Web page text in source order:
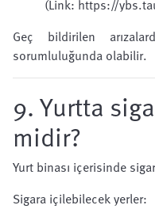
(Link: https://
Geç bildirilen
sorumluluğunda olabilir.
9. Yurtta
midir?
Yurt binası içerisinde
Sigara içilebilecek yerler: